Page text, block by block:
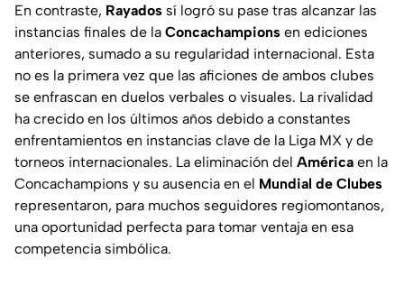
En contraste, Rayados sí logró su pase tras alcanzar las
instancias finales de la Concachampions en ediciones
anteriores, sumado a su regularidad internacional. Esta
no es la primera vez que las aficiones de ambos clubes
se enfrascan en duelos verbales o visuales. La rivalidad
ha crecido en los últimos años debido a constantes
enfrentamientos en instancias clave de la Liga MX y de
torneos internacionales. La eliminación del América en la
Concachampions y su ausencia en el Mundial de Clubes
representaron, para muchos seguidores regiomontanos,
una oportunidad perfecta para tomar ventaja en esa
competencia simbólica.